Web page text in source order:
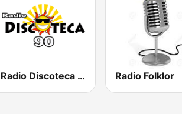
Radio Discoteca 90 Radio Folklor